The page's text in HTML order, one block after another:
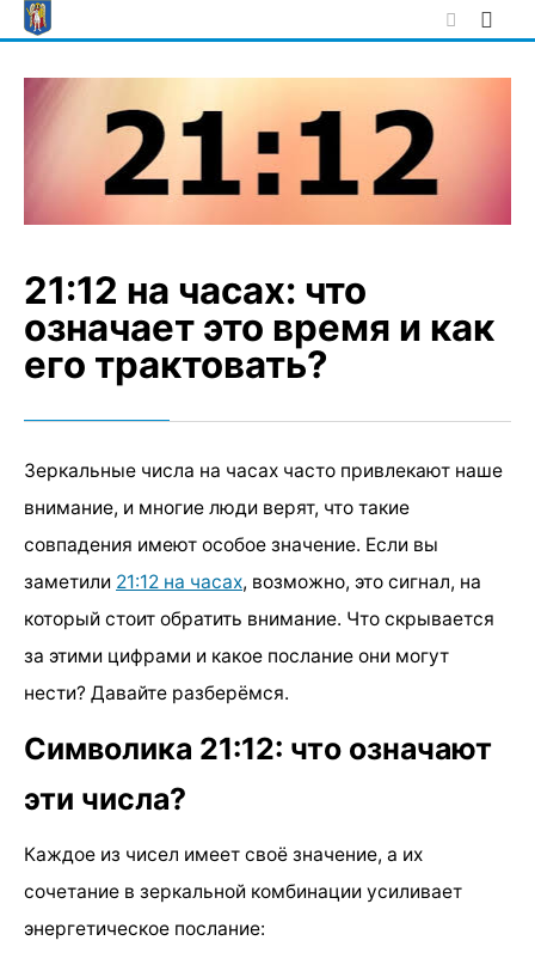
Skip
to
21:12 на часах: что
означает это время и как
его трактовать?
Зеркальные числа на часах часто привлекают наше
внимание, и многие люди верят, что такие
совпадения имеют особое значение. Если вы
заметили 21:12 на часах, возможно, это сигнал, на
который стоит обратить внимание. Что скрывается
за этими цифрами и какое послание они могут
нести? Давайте разберёмся.
Символика 21:12: что означают
эти числа?
Каждое из чисел имеет своё значение, а их
сочетание в зеркальной комбинации усиливает
энергетическое послание: